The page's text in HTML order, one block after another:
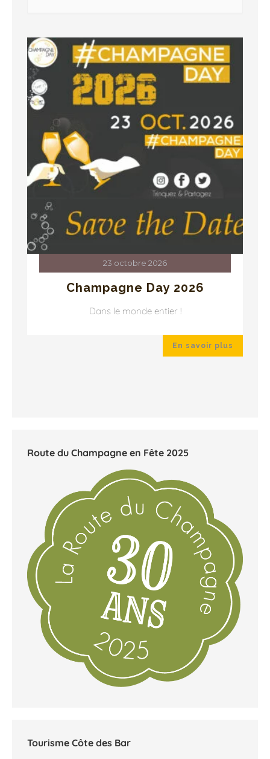
23 octobre 2026
Champagne Day 2026
Dans le monde entier !
En savoir plus
Route du Champagne en Fête 2025
Tourisme Côte des Bar